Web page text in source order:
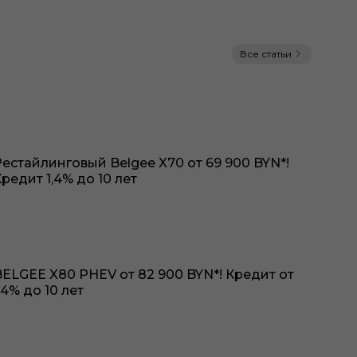
Все статьи
Belgee X70 от 69 900 BYN*!
1,4% до 10 лет
X80 PHEV от 82 900 BYN*! Кредит от
до 10 лет